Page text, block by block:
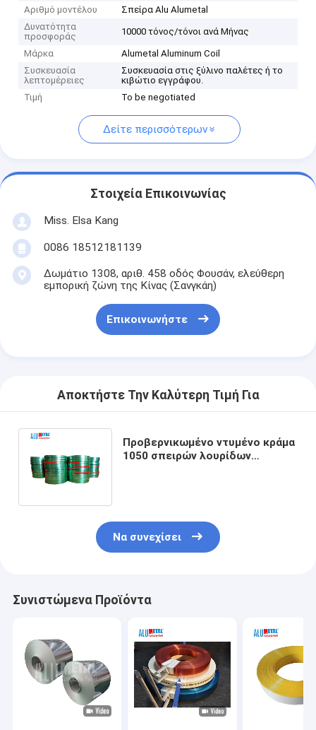
Αριθμό μοντέλου
Σπείρα Alu Alumetal
Δυνατότητα
προσφοράς
10000 τόνος/τόνοι ανά Μήνας
Μάρκα
Alumetal Aluminum Coil
Συσκευασία
λεπτομέρειες
Συσκευασία στις ξύλινο παλέτες ή το
κιβώτιο εγγράφου.
Τιμή
To be negotiated
Δείτε περισσότερων
Στοιχεία Επικοινωνίας
Miss. Elsa Kang
0086 18512181139
Δωμάτιο 1308, αριθ. 458 οδός Φουσάν, ελεύθερη
εμπορική ζώνη της Κίνας (Σανγκάη)
Επικοινωνήστε
Αποκτήστε Την Καλύτερη Τιμή Για
Προβερνικωμένο ντυμένο κράμα
1050 σπειρών λουρίδων
Να συνεχίσει
Συνιστώμενα Προϊόντα